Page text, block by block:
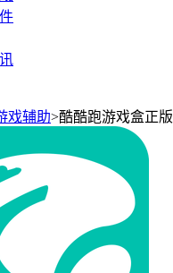
戏辅助>酷酷跑游戏盒正版